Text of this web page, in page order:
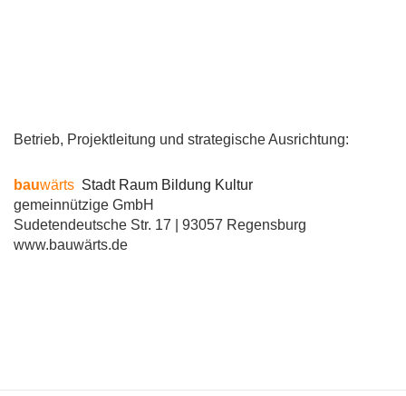
Betrieb, Projektleitung und strategische Ausrichtung:
bauwärts Stadt Raum Bildung Kultur
gemeinnützige GmbH
Sudetendeutsche Str. 17 | 93057 Regensburg
www.bauwärts.de